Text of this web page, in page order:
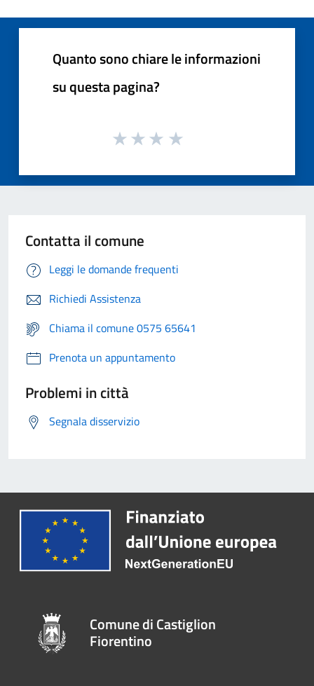
Quanto sono chiare le informazioni
su questa pagina?
Contatta il comune
Leggi le domande frequenti
Richiedi Assistenza
Chiama il comune 0575 65641
Prenota un appuntamento
Problemi in città
Segnala disservizio
Comune di Castiglion
Fiorentino